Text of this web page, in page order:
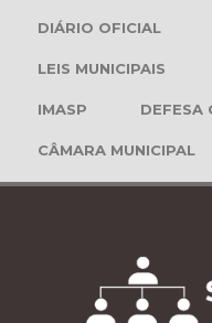
DIÁRIO OFICIAL
LEIS MUNICIPAIS
IMASP DEFESA
CÂMARA MUNICIPAL